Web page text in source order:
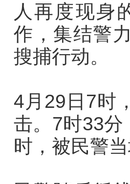
人再度现身
作，集结警
搜捕行动。
4月29日7时
击。7时33分
时，被民警